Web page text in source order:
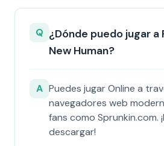
Q ¿Dónde puedo jugar a
New Human?
A Puedes jugar Online a
navegadores web
fans como Sprunkin.com.
descargar!